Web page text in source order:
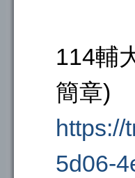
114輔
簡章)
5d06-